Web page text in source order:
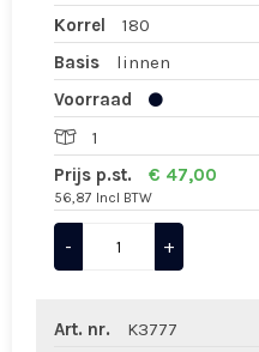
Korrel
180
Basis
linnen
Voorraad
1
Prijs p.st.
€ 47,00
56,87 Incl BTW
- +
Art. nr.
K3777